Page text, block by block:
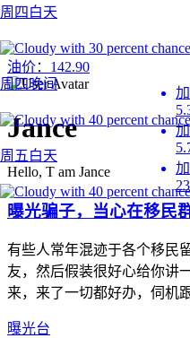
周四白天
周四晚间
周五白天
油价： 142.90
Jance
Hello, T am Jance
曝光骗子，当心在移民
有些人常年混迹于各个移民
友，然后假装很好心给你讲
来，来了一切都好办，伺机
曝光台